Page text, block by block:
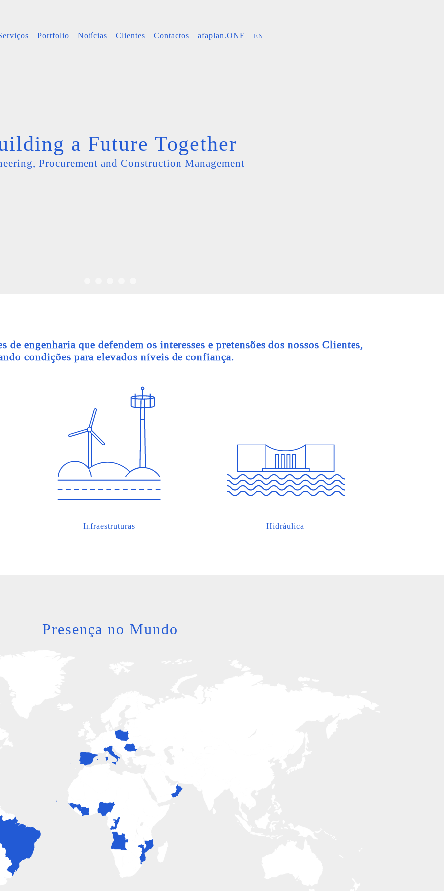
Portfolio Notícias Clientes Contactos afaplan.ONE EN
a Future Together
Procurement and Construction Management
de engenharia que defendem os interesses e pretensões dos nossos Clientes,
condições para elevados níveis de confiança.
Infraestruturas Hidráulica
Presença no Mundo